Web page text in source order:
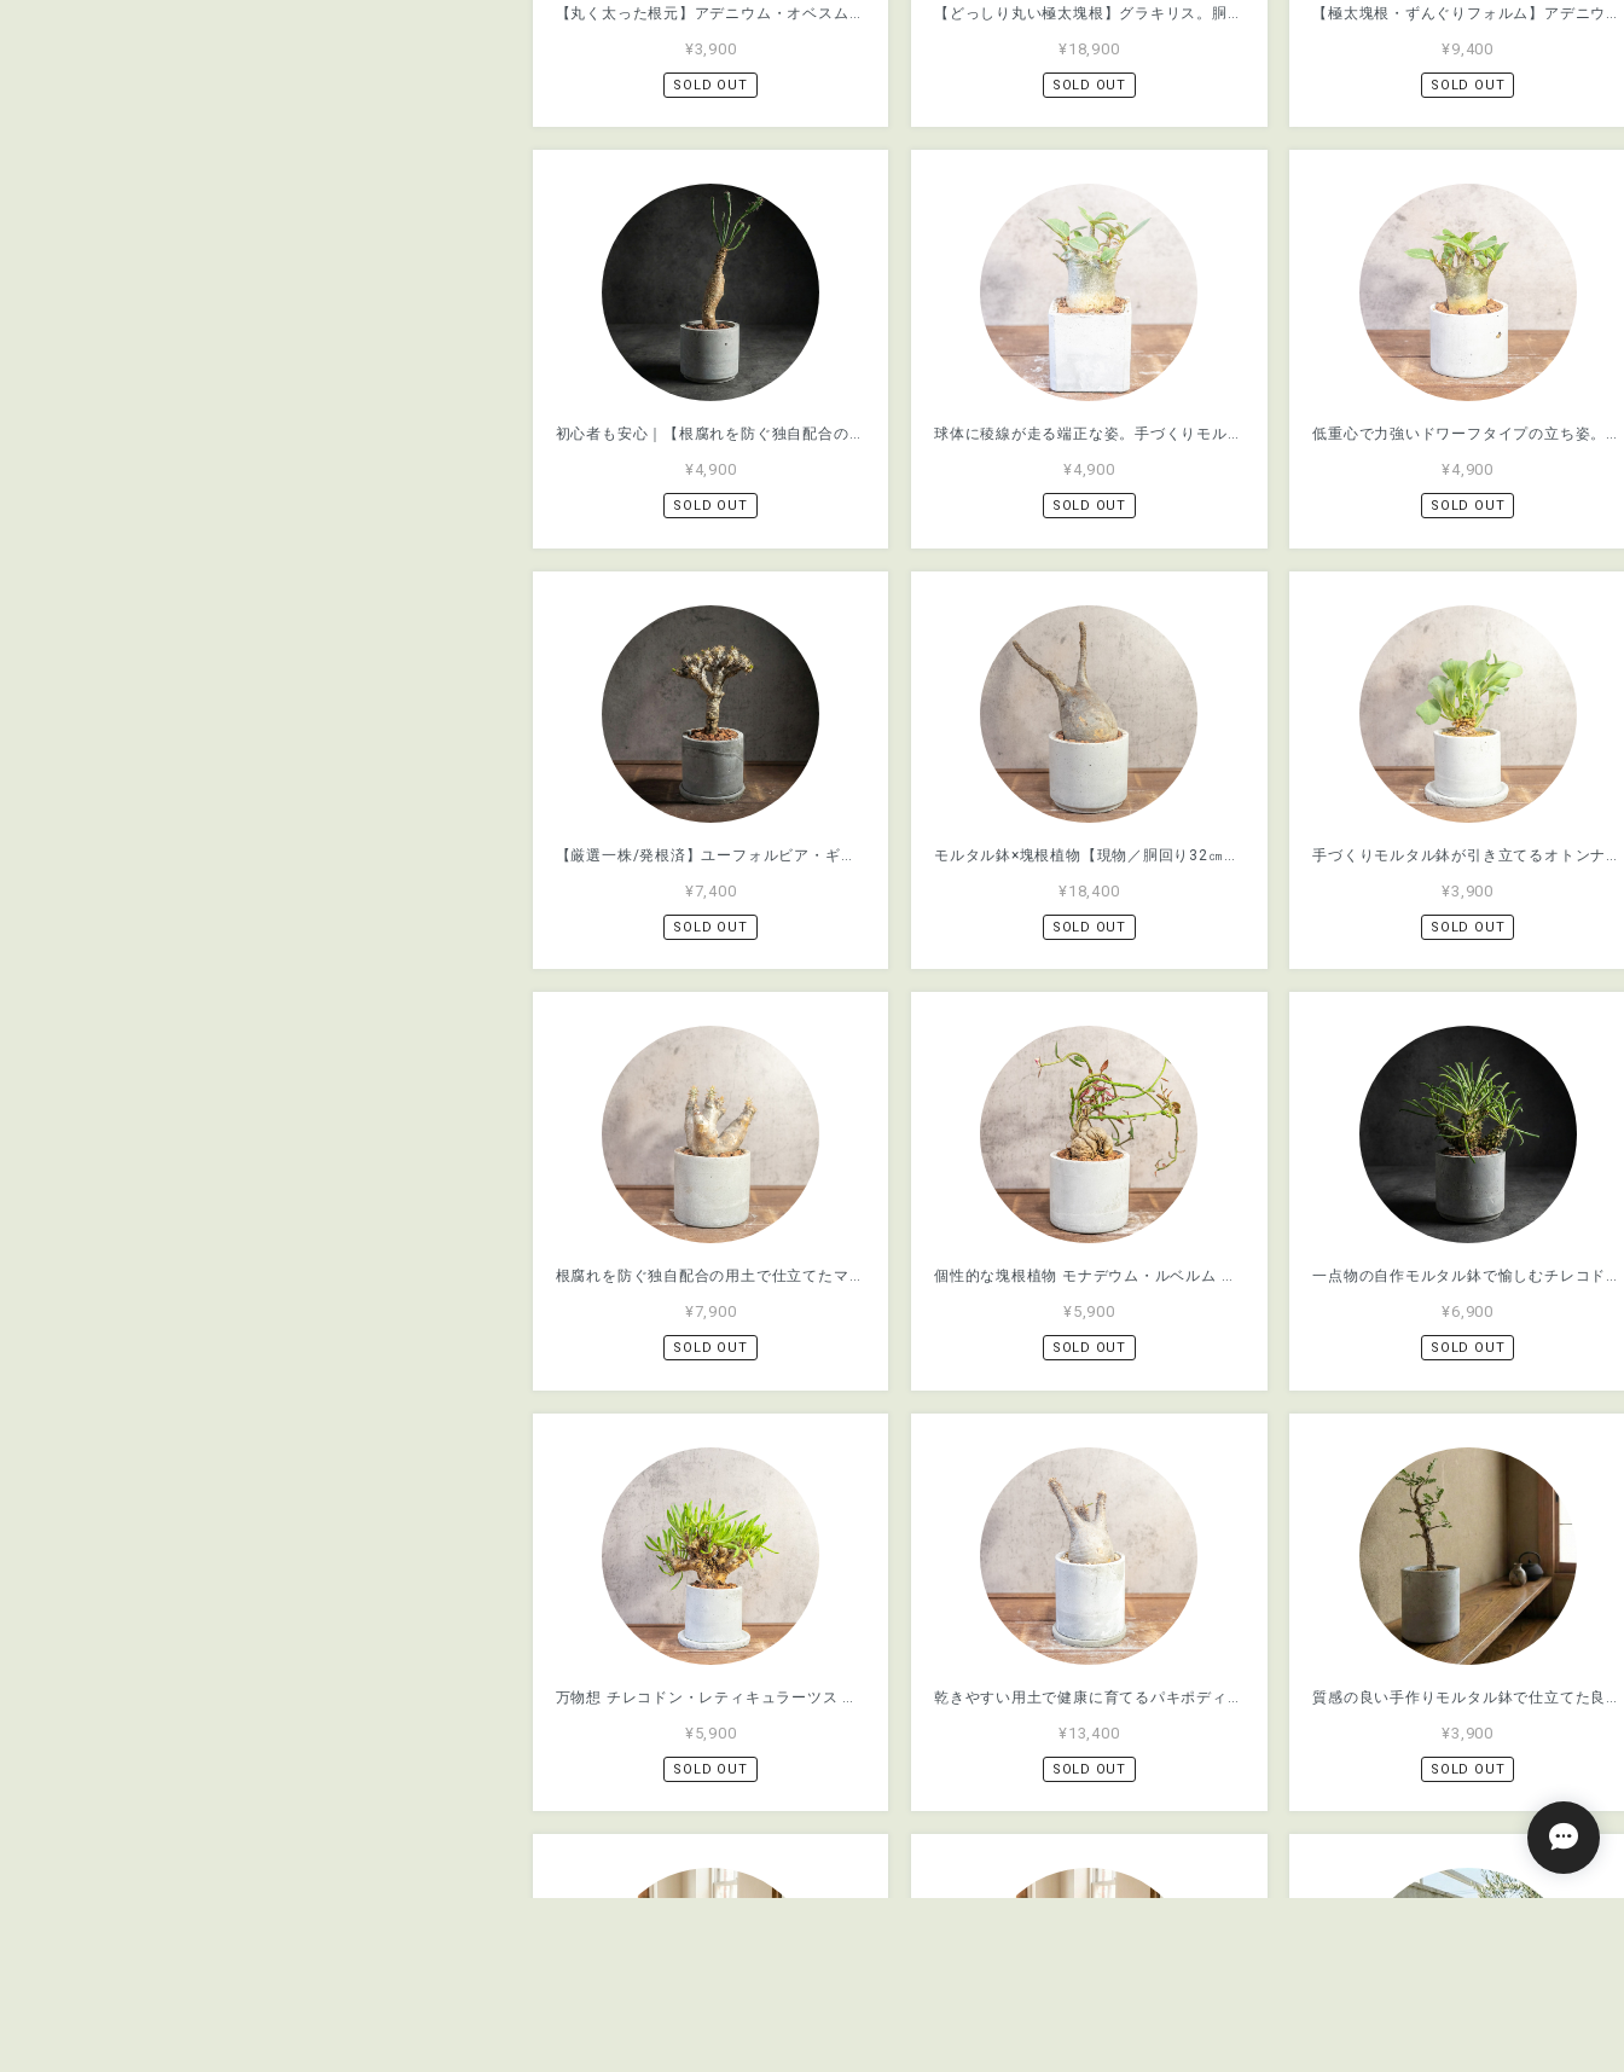
【丸く太った根元】アデニウム・オベスム。根腐れを防ぐ独自配合の用土を使用し、乾燥気味に管理しやすい環境に。塊根植物を初めて育てる方にも／虫発生抑制用土（全国一律送料850円）
¥3,900
SOLD OUT
【どっしり丸い極太塊根】グラキリス。胴回り40cmの圧倒的ボリューム。無骨な「手づくりモルタル鉢」とセットで。｜虫発生抑制（全国一律送料850円）
¥18,900
SOLD OUT
【極太塊根・ずんぐりフォルム】アデニウム・ドワーフ。無骨な「手づくりモルタル鉢」とセットで。コーデックス初心者にも。｜虫発生抑制（全国一律送料850円）
¥9,400
SOLD OUT
初心者も安心｜【根腐れを防ぐ独自配合の用土】で植えたユーフォルビア ブルアナ｜塊根植物｜虫発生抑制（全国一律送料850円）
¥4,900
SOLD OUT
球体に稜線が走る端正な姿。手づくりモルタル鉢で楽しむユーフォルビア・バリダ（中型株・幅8cm）｜虫発生抑制（全国一律送料850円）
¥4,900
SOLD OUT
低重心で力強いドワーフタイプの立ち姿。アデニウム｜樹形とバランスを一つひとつ直接見て選び抜いた「一株ごとの厳選仕入れ」個体｜虫発生抑制（全国一律送料850円）
¥4,900
SOLD OUT
【厳選一株/発根済】ユーフォルビア・ギラウミニアナ × 手づくりモルタル鉢 塊根植物 存在感抜群の分岐フォルム 希少種 コーデックス｜虫発生抑制【全国一律送料850円】
¥7,400
SOLD OUT
モルタル鉢×塊根植物【現物／胴回り32㎝】パキポディウム・グラキリス。根腐れを防ぐ独自配合の用土で、初心者の方でも安心して育成を始められます｜虫発生抑制【全国一律送料850円】
¥18,400
SOLD OUT
手づくりモルタル鉢が引き立てるオトンナ・ヘレー。無機質な質感と有機的な造形美が融合した、モダンな佇まいの一点物セット｜虫発生抑制【全国一律送料850円】
¥3,900
SOLD OUT
根腐れを防ぐ独自配合の用土で仕立てたマカイエンセ。手づくりモルタル鉢とのモダンなセット。初心者の方でも安心して育てられます｜虫発生抑制【全国一律送料850円】
¥7,900
SOLD OUT
個性的な塊根植物 モナデウム・ルベルム 手づくりモルタル鉢仕立て インテリアに映える造形美をお楽しみください｜虫発生抑制【全国一律送料850円】
¥5,900
SOLD OUT
一点物の自作モルタル鉢で愉しむチレコドン・ワリチー 無骨な質感が植物を引き立てる 一株ごと仕入れた個性豊かな厳選株。｜虫発生抑制【全国一律送料850円】
¥6,900
SOLD OUT
¥5,900
SOLD OUT
¥13,400
SOLD OUT
¥3,900
SOLD OUT